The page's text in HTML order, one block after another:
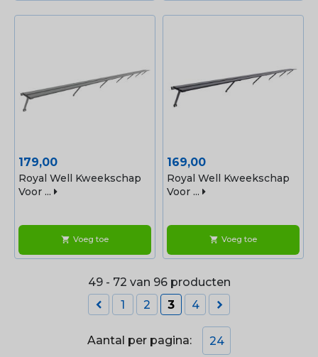
Prijs
179,00
Royal Well Kweekschap
Voor ...
shopping_cart Voeg toe
Prijs
169,00
Royal Well Kweekschap
Voor ...
shopping_cart Voeg toe
49 - 72 van 96 producten
 1 2 3 4 
Aantal per pagina: 24